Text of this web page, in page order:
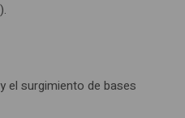
el surgimiento de bases